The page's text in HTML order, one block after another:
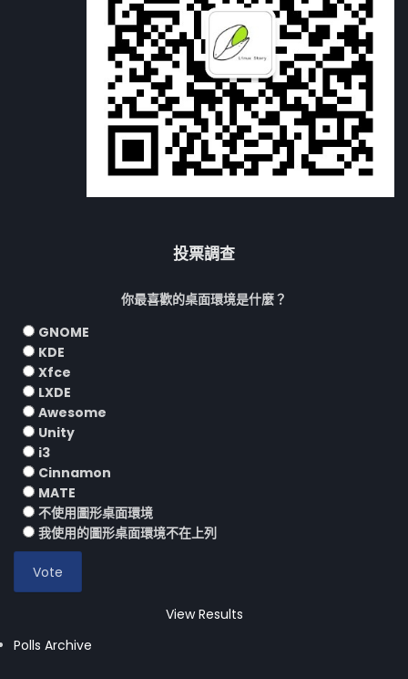
投票調查
你最喜歡的桌面環境是什麼？
GNOME
KDE
Xfce
LXDE
Awesome
Unity
i3
Cinnamon
MATE
不使用圖形桌面環境
我使用的圖形桌面環境不在上列
View Results
Polls Archive